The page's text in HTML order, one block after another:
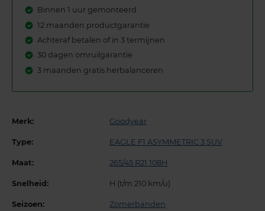
Binnen 1 uur gemonteerd
12 maanden productgarantie
Achteraf betalen of in 3 termijnen
30 dagen omruilgarantie
3 maanden gratis herbalanceren
Merk: Goodyear
Type: EAGLE F1 ASYMMETRIC 3 SUV
Maat: 265/45 R21 108H
Snelheid: H (t/m 210 km/u)
Seizoen: Zomerbanden